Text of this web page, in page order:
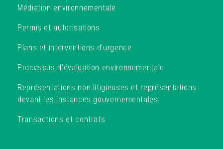
Médiation environnementale
Permis et autorisations
Plans et interventions d’urgence
Processus d’évaluation environnementale
Représentations non litigieuses et représentations
devant les instances gouvernementales
Transactions et contrats